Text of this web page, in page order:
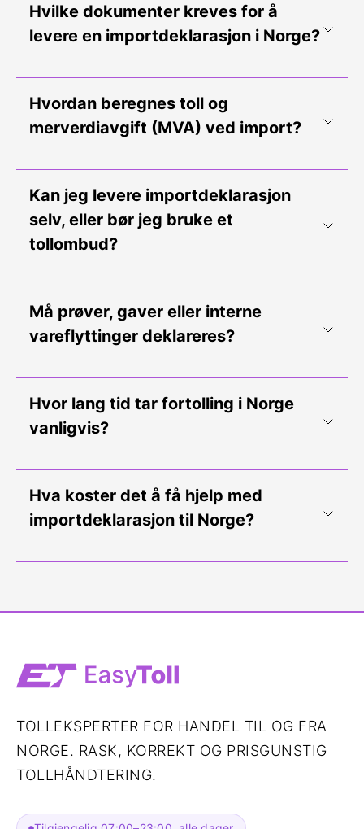
Hvilke dokumenter kreves for å
levere en importdeklarasjon i Norge?
Hvordan beregnes toll og
merverdiavgift (MVA) ved import?
Kan jeg levere importdeklarasjon
selv, eller bør jeg bruke et
tollombud?
Må prøver, gaver eller interne
vareflyttinger deklareres?
Hvor lang tid tar fortolling i Norge
vanligvis?
Hva koster det å få hjelp med
importdeklarasjon til Norge?
TOLLEKSPERTER FOR HANDEL TIL OG FRA
NORGE. RASK, KORREKT OG PRISGUNSTIG
TOLLHÅNDTERING.